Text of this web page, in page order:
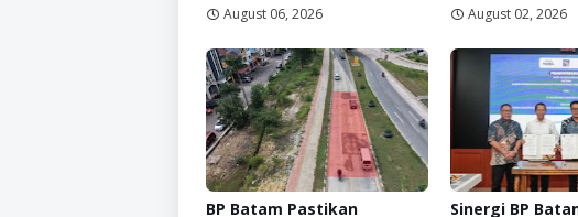
August 06, 2026 August 02, 2026
BP Batam Pastikan
Sinergi BP